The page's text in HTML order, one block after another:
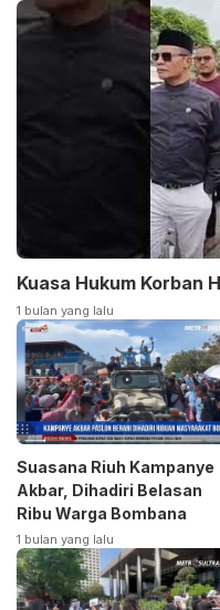
Kuasa Hukum Korban
1 bulan yang lalu
Suasana Riuh Kampanye
Akbar, Dihadiri Belasan
Ribu Warga Bombana
1 bulan yang lalu